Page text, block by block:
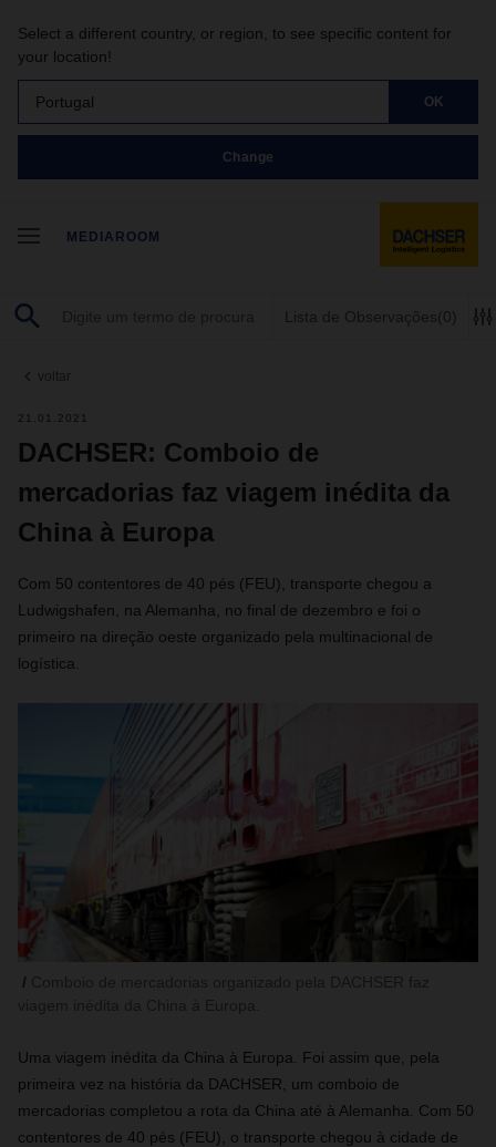
Select a different country, or region, to see specific content for
your location!
Portugal OK
Change
MEDIAROOM
Lista de Observações (0)
voltar
21.01.2021
DACHSER: Comboio de
mercadorias faz viagem inédita da
China à Europa
Com 50 contentores de 40 pés (FEU), transporte chegou a
Ludwigshafen, na Alemanha, no final de dezembro e foi o
primeiro na direção oeste organizado pela multinacional de
logística.
Uma viagem inédita da China à Europa. Foi assim que, pela
primeira vez na história da DACHSER, um comboio de
mercadorias completou a rota da China até à Alemanha. Com 50
contentores de 40 pés (FEU), o transporte chegou à cidade de